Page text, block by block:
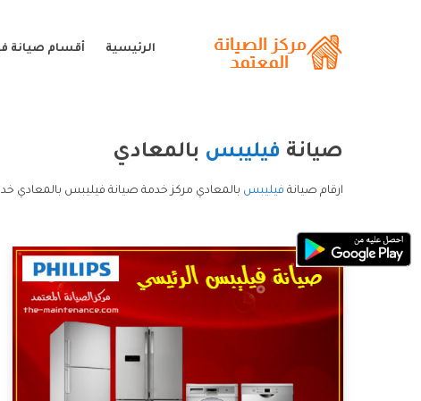
الرئيسية أقسام صيانة
صيانة فيليبس بالمعادي
ارقام صيانة فيليبس بالمعادي مركز خدمة صيانة فيليبس بالمعادي